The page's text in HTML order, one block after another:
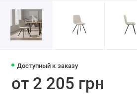
Доступный к заказу
от 2 205 грн